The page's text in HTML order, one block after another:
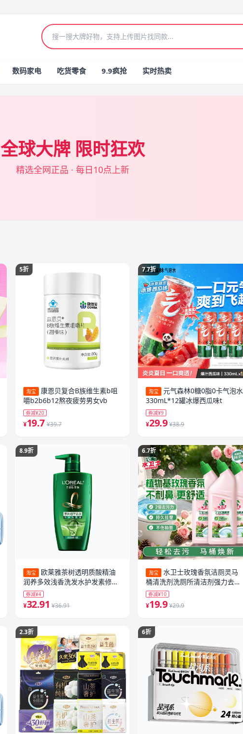
数码家电 吃货零食 9.9疯抢 实时热卖
全球大牌 限时狂欢
精选全网正品 · 每日10点上新
5折
淘宝
康恩贝复合B族维生素b咀
嚼b2b6b12熬夜疲劳男女vb
券减¥20
¥19.7 ¥39.7
8.9折
淘宝
欧莱雅茶树透明质酸精油
润养多效浅香洗发水护发素修护
防毛躁
券减¥4
¥32.91 ¥36.91
2.3折
7.7折
淘宝
元气森林0糖0脂0卡气泡水
330mL*12罐冰爆西瓜味t
券减¥9
¥29.9 ¥38.9
6.7折
淘宝
水卫士玫瑰香氛洁厕灵马
桶清洗剂洗厕所清洁剂强力去污
去黄除臭味
券减¥10
¥19.9 ¥29.9
6折